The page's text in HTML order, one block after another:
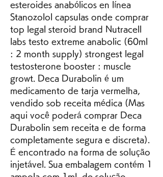
esteroides anabólicos en línea
Stanozolol capsulas onde comprar
top legal steroid brand Nutracell
labs testo extreme anabolic (60ml
: 2 month supply) strongest legal
testosterone booster : muscle
growt. Deca Durabolin é um
medicamento de tarja vermelha,
vendido sob receita médica (Mas
aqui você poderá comprar Deca
Durabolin sem receita e de forma
completamente segura e discreta).
É encontrado na forma de solução
injetável. Sua embalagem contém 1